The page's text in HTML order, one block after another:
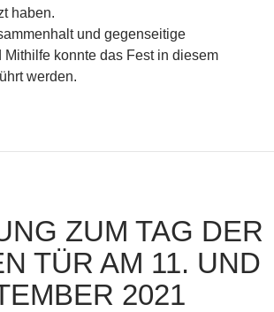
haben.
und gegenseitige
Mithilfe konnte das Fest in diesem
werden.
ZUM TAG DER
TÜR AM 11. UND
2021